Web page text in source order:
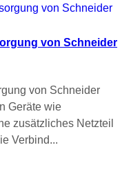
von Schneider
von Schneider
Geräte wie
zusätzliches Netzteil
Verbind...